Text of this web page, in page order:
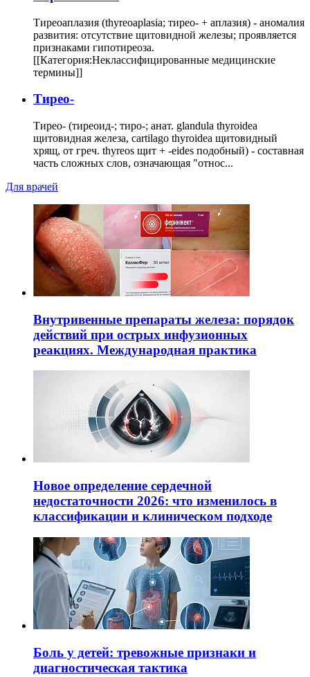
Тиреоаплазия (thyreoaplasia; тирео- + аплазия) - аномалия
развития: отсутствие щитовидной железы; проявляется
признаками гипотиреоза.
[[Категория:Неклассифицированные медицинские
термины]]
Тирео-
Тирео- (тиреоид-; тиро-; анат. glandula thyroidea
щитовидная железа, cartilago thyroidea щитовидный
хрящ, от греч. thyreos щит + -eides подобный) - составная
часть сложных слов, означающая "относ...
Для врачей
Внутривенные препараты железа: порядок
действий при острых инфузионных
реакциях. Международная практика
Новое определение сердечной
недостаточности 2026: что изменилось в
классификации и клиническом подходе
Боль у детей: тревожные признаки и
диагностическая тактика